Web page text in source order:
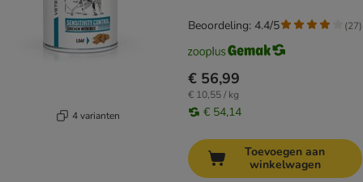
4 varianten
€ 56,99
€ 10,55 / kg
€ 54,14
Beoordeling: 4.4/5 (27)
Toevoegen aan
winkelwagen